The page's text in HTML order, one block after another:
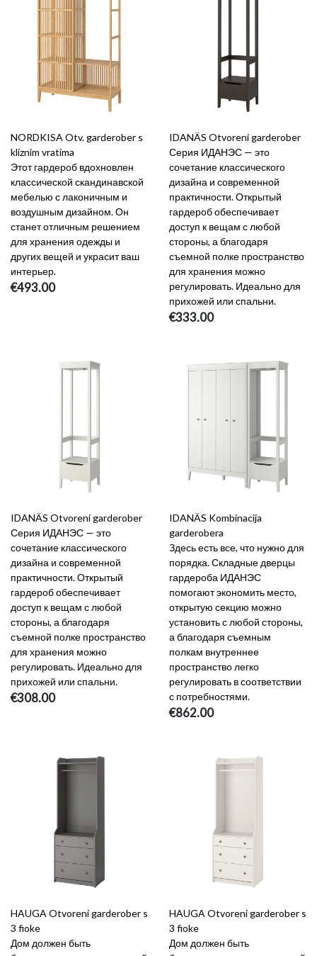
NORDKISA Otv. garderober s
kliznim vratima
Этот гардероб вдохновлен
классической скандинавской
мебелью с лаконичным и
воздушным дизайном. Он
станет отличным решением
для хранения одежды и
других вещей и украсит ваш
интерьер.
€493.00
IDANÄS Otvoreni garderober
Серия ИДАНЭС — это
сочетание классического
дизайна и современной
практичности. Открытый
гардероб обеспечивает
доступ к вещам с любой
стороны, а благодаря
съемной полке пространство
для хранения можно
регулировать. Идеально для
прихожей или спальни.
€333.00
IDANÄS Otvoreni garderober
Серия ИДАНЭС — это
сочетание классического
дизайна и современной
практичности. Открытый
гардероб обеспечивает
доступ к вещам с любой
стороны, а благодаря
съемной полке пространство
для хранения можно
регулировать. Идеально для
прихожей или спальни.
€308.00
IDANÄS Kombinacija
garderobera
Здесь есть все, что нужно для
порядка. Складные дверцы
гардероба ИДАНЭС
помогают экономить место,
открытую секцию можно
установить с любой стороны,
а благодаря съемным
полкам внутреннее
пространство легко
регулировать в соответствии
с потребностями.
€862.00
HAUGA Otvoreni garderober s
3 fioke
Дом должен быть
HAUGA Otvoreni garderober s
3 fioke
Дом должен быть